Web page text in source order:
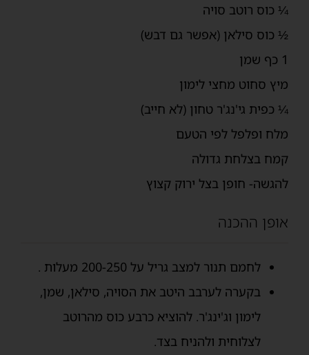
¼ כוס רוטב סויה
½ כוס סילאן (אפשר גם דבש)
1 כף שמן
מיץ סחוט מחצי לימון
¼ כפית גי'נג'ר טחון (לא חייב)
מלח ופלפל לפי הטעם
קמח בצלחת גדולה
להגשה- חופן בצל ירוק קצוץ
אופן ההכנה
לחמם תנור למצב גריל על 200-250 מעלות .
בקערה לערבב היטב את הסויה, סילאן, שמן,
לימון וג'ינג'ר. להוציא כרבע כוס מהרוטב
לצלוחית ולהניח בצד.